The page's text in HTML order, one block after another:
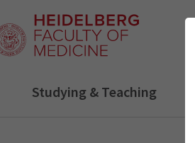
Studying & Teaching